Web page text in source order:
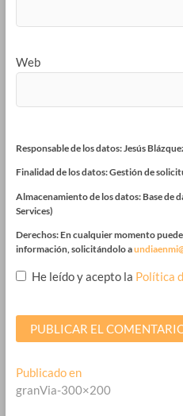
Web
Responsable de los datos: Jesús
Finalidad de los datos: Gestión de
Almacenamiento de los datos: Base de
Services)
Derechos: En cualquier momento
información, solicitándolo a
He leído y acepto la Política
Navegación
de
Publicado en
granVia-300×200